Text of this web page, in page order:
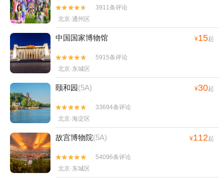


3911条评论
北京·通州区
中国国家博物馆 ¥15起


5915条评论
北京·东城区
颐和园(5A) ¥30起


33694条评论
北京·海淀区
故宫博物院(5A) ¥112起


54096条评论
北京·东城区